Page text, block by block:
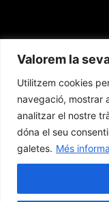
Valorem la
Utilitzem cookies
navegació, mostrar
analitzar el nostre
dóna el seu
galetes. Més
La Terra Alta
en el PLATER,
repotenciació dels
5 agost 2026
El Consell
al·legacions contra